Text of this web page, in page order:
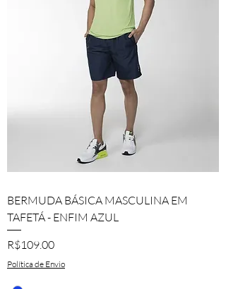
BERMUDA BÁSICA MASCULINA EM
TAFETÁ - ENFIM AZUL
Price
R$109.00
Política de Envio